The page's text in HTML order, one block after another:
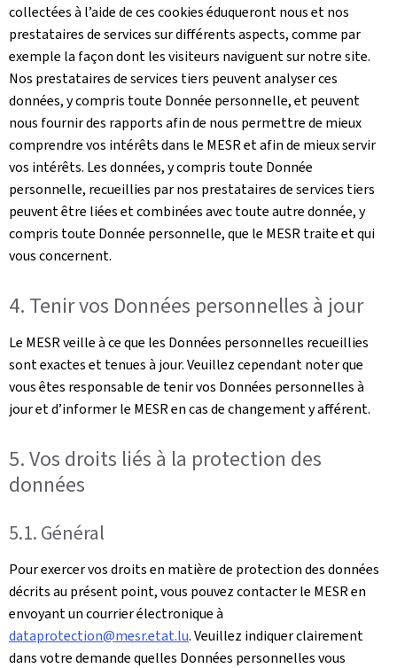
collectées à l’aide de ces cookies éduqueront nous et nos
prestataires de services sur différents aspects, comme par
exemple la façon dont les visiteurs naviguent sur notre site.
Nos prestataires de services tiers peuvent analyser ces
données, y compris toute Donnée personnelle, et peuvent
nous fournir des rapports afin de nous permettre de mieux
comprendre vos intérêts dans le MESR et afin de mieux servir
vos intérêts. Les données, y compris toute Donnée
personnelle, recueillies par nos prestataires de services tiers
peuvent être liées et combinées avec toute autre donnée, y
compris toute Donnée personnelle, que le MESR traite et qui
vous concernent.
4. Tenir vos Données personnelles à jour
Le MESR veille à ce que les Données personnelles recueillies
sont exactes et tenues à jour. Veuillez cependant noter que
vous êtes responsable de tenir vos Données personnelles à
jour et d’informer le MESR en cas de changement y afférent.
5. Vos droits liés à la protection des
données
5.1. Général
Pour exercer vos droits en matière de protection des données
décrits au présent point, vous pouvez contacter le MESR en
envoyant un courrier électronique à
dataprotection@mesr.etat.lu. Veuillez indiquer clairement
dans votre demande quelles Données personnelles vous